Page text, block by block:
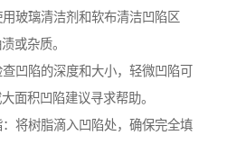
玻璃清洁剂和软布清洁凹陷区
或杂质。
凹陷的深度和大小，轻微凹陷可
面积凹陷建议寻求帮助。
将树脂滴入凹陷处，确保完全填